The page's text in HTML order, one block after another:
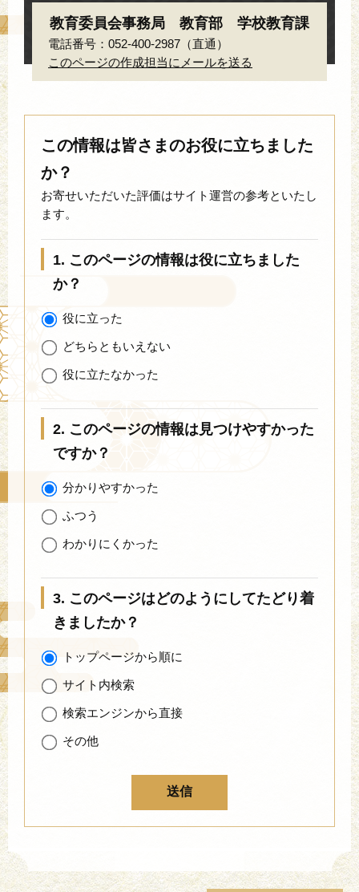
教育委員会事務局 教育部 学校教育課
電話番号：052-400-2987（直通）
このページの作成担当にメールを送る
この情報は皆さまのお役に立ちました
か？
お寄せいただいた評価はサイト運営の参考といたし
ます。
1. このページの情報は役に立ちました
か？
役に立った
どちらともいえない
役に立たなかった
2. このページの情報は見つけやすかった
ですか？
分かりやすかった
ふつう
わかりにくかった
3. このページはどのようにしてたどり着
きましたか？
トップページから順に
サイト内検索
検索エンジンから直接
その他